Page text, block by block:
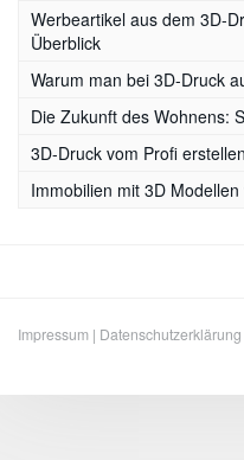
Werbeartikel aus dem 3D-
Überblick
Warum man bei 3D-Druck
Die Zukunft des Wohnens:
3D-Druck vom Profi
Immobilien mit 3D
Impressum | Datenschutzerklärung